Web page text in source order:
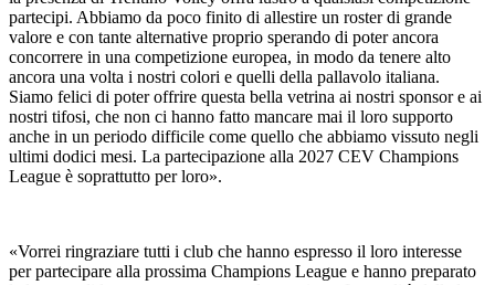
partecipi. Abbiamo da poco finito di allestire un roster di grande
valore e con tante alternative proprio sperando di poter ancora
concorrere in una competizione europea, in modo da tenere alto
ancora una volta i nostri colori e quelli della pallavolo italiana.
Siamo felici di poter offrire questa bella vetrina ai nostri sponsor e ai
nostri tifosi, che non ci hanno fatto mancare mai il loro supporto
anche in un periodo difficile come quello che abbiamo vissuto negli
ultimi dodici mesi. La partecipazione alla 2027 CEV Champions
League è soprattutto per loro».
«Vorrei ringraziare tutti i club che hanno espresso il loro interesse
per partecipare alla prossima Champions League e hanno preparato